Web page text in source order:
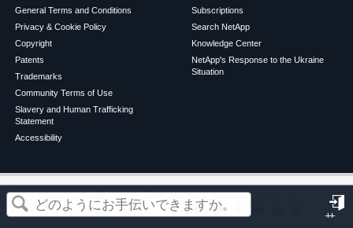
サ
この記事は役に立ちましたか？
General Terms and Conditions
Privacy & Cookie Policy
Copyright
Patents
Trademarks
Community Terms of Use
Slavery and Human Trafficking
Statement
Accessibility
Subscriptions
Search NetApp
Knowledge Center
NetApp's Response to the Ukraine
Situation
©2026 NetApp English Terms of Use
Privacy Policy
Cookie Policy
Cookie Settings